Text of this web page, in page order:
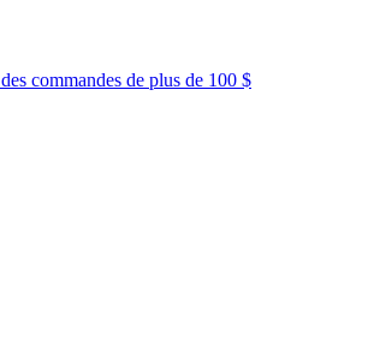
des commandes de plus de 100 $